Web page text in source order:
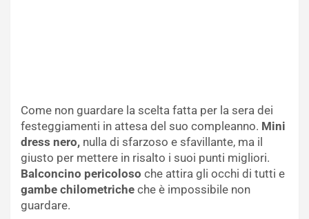
Come non guardare la scelta fatta per la sera dei
festeggiamenti in attesa del suo compleanno. Mini
dress nero, nulla di sfarzoso e sfavillante, ma il
giusto per mettere in risalto i suoi punti migliori.
Balconcino pericoloso che attira gli occhi di tutti e
gambe chilometriche che è impossibile non
guardare.